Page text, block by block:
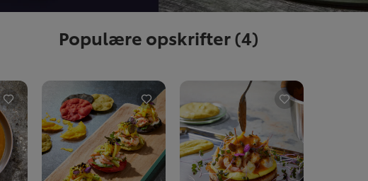
Populære opskrifter(4)